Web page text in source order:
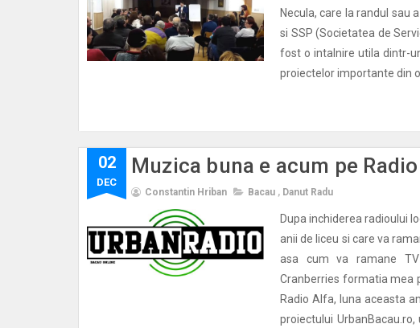
Necula, care la randul sau
si SSP (Societatea de
fost o intalnire utila dintr-
proiectelor importante din
02
DEC
Muzica buna e acum pe
Constantin Hriban Bacau , Danut Radu
Dupa inchiderea radioului
anii de liceu si care va
asa cum va ramane
Cranberries formatia mea
Radio Alfa, luna aceasta
proiectului